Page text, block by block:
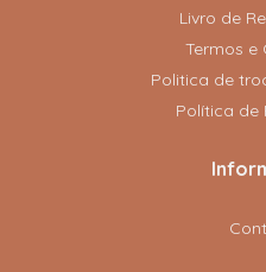
Livro de
Termos e
Politica de
Política de